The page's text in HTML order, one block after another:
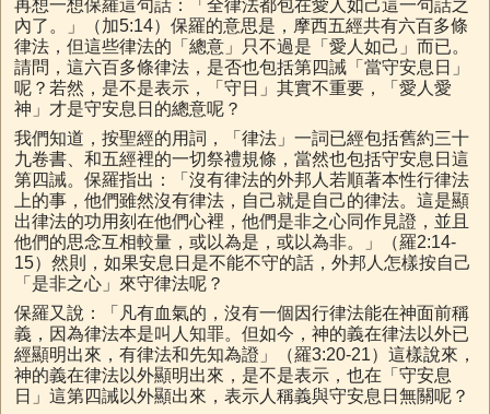
再想一想保羅這句話：「全律法都包在愛人如己這一句話之
內了。」（加5:14）保羅的意思是，摩西五經共有六百多條
律法，但這些律法的「總意」只不過是「愛人如己」而已。
請問，這六百多條律法，是否也包括第四誡「當守安息日」
呢？若然，是不是表示，「守日」其實不重要，「愛人愛
神」才是守安息日的總意呢？
我們知道，按聖經的用詞，「律法」一詞已經包括舊約三十
九卷書、和五經裡的一切祭禮規條，當然也包括守安息日這
第四誡。保羅指出：「沒有律法的外邦人若順著本性行律法
上的事，他們雖然沒有律法，自己就是自己的律法。這是顯
出律法的功用刻在他們心裡，他們是非之心同作見證，並且
他們的思念互相較量，或以為是，或以為非。」（羅2:14-
15）然則，如果安息日是不能不守的話，外邦人怎樣按自己
「是非之心」來守律法呢？
保羅又說：「凡有血氣的，沒有一個因行律法能在神面前稱
義，因為律法本是叫人知罪。但如今，神的義在律法以外已
經顯明出來，有律法和先知為證」（羅3:20-21）這樣說來，
神的義在律法以外顯明出來，是不是表示，也在「守安息
日」這第四誡以外顯出來，表示人稱義與守安息日無關呢？